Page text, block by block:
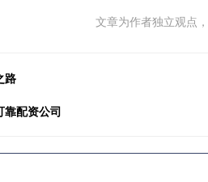
文章为作者独立观点
路
靠配资公司